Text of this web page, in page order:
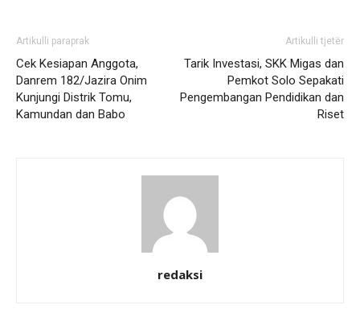
Artikulli paraprak
Cek Kesiapan Anggota,
Danrem 182/Jazira Onim
Kunjungi Distrik Tomu,
Kamundan dan Babo
Artikulli tjetër
Tarik Investasi, SKK Migas dan
Pemkot Solo Sepakati
Pengembangan Pendidikan dan
Riset
redaksi